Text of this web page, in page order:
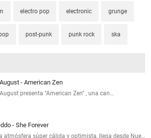
electro pop electronic grunge
post-punk punk rock ska
- American Zen
presenta "American Zen" , una can…
- She Forever
atmósfera súper cálida y optimista, llega desde Nue…